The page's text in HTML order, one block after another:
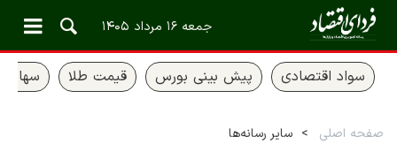
جمعه ۱۶ مرداد ۱۴۰۵
سواد اقتصادی پیش بینی بورس قیمت طلا سهام
صفحه اصلی سایر رسانه‌ها